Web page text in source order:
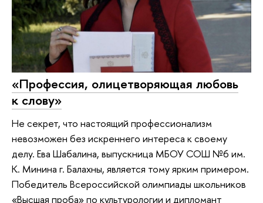
«Профессия, олицетворяющая любовь
к слову»
Не секрет, что настоящий профессионализм
невозможен без искреннего интереса к своему
делу. Ева Шабалина, выпускница МБОУ СОШ №6 им.
К. Минина г. Балахны, является тому ярким примером.
Победитель Всероссийской олимпиады школьников
«Высшая проба» по культурологии и дипломант